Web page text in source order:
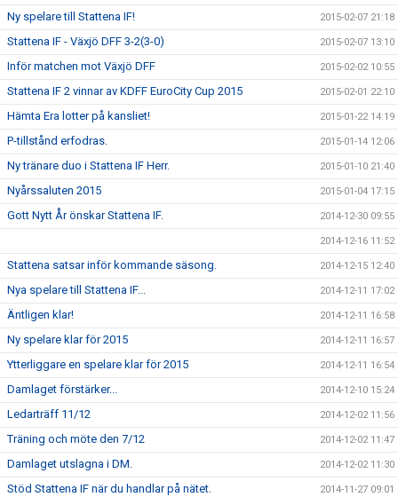
Ny spelare till Stattena IF! 2015-02-07 21:18
Stattena IF - Växjö DFF 3-2(3-0) 2015-02-07 13:10
Inför matchen mot Växjö DFF 2015-02-02 10:55
Stattena IF 2 vinnar av KDFF EuroCity Cup 2015 2015-02-01 22:10
Hämta Era lotter på kansliet! 2015-01-22 14:19
P-tillstånd erfodras. 2015-01-14 12:06
Ny tränare duo i Stattena IF Herr. 2015-01-10 21:40
Nyårssaluten 2015 2015-01-04 17:15
Gott Nytt År önskar Stattena IF. 2014-12-30 09:55
2014-12-16 11:52
Stattena satsar inför kommande säsong. 2014-12-15 12:40
Nya spelare till Stattena IF... 2014-12-11 17:02
Äntligen klar! 2014-12-11 16:58
Ny spelare klar för 2015 2014-12-11 16:57
Ytterliggare en spelare klar för 2015 2014-12-11 16:54
Damlaget förstärker... 2014-12-10 15:24
Ledarträff 11/12 2014-12-02 11:56
Träning och möte den 7/12 2014-12-02 11:47
Damlaget utslagna i DM. 2014-12-02 11:30
Stöd Stattena IF när du handlar på nätet. 2014-11-27 09:01